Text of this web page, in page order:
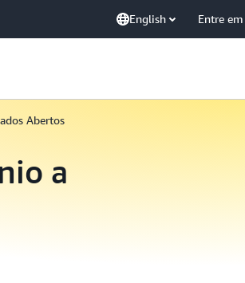
English Entre
Abertos
a